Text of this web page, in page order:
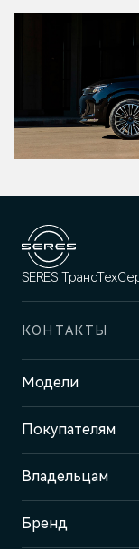
SERES
КОНТАКТЫ
Адрес
Казань,
Отдел продаж
+7 (843) 210-
Сервис
+7 (843) 558-
Модели
Покупателям
Владельцам
Бренд